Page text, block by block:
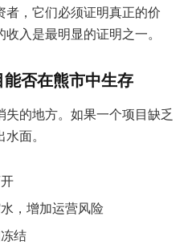
，它们必须证明真正的价
入是最明显的证明之一。
否在熊市中生存
的地方。如果一个项目缺乏
面。
，增加运营风险
结